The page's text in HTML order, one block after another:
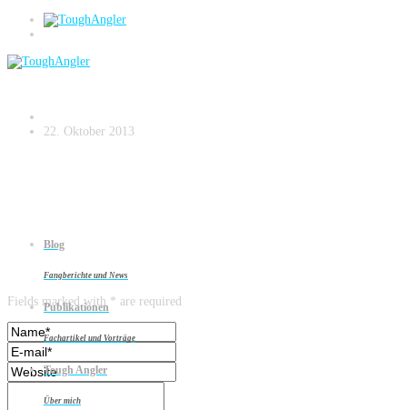
Blog
Fangberichte und News
Publikationen
Fachartikel und Vorträge
Tough Angler
Über mich
Ingmarsö 2009
22. Oktober 2013
Leave a reply
Fields marked with * are required